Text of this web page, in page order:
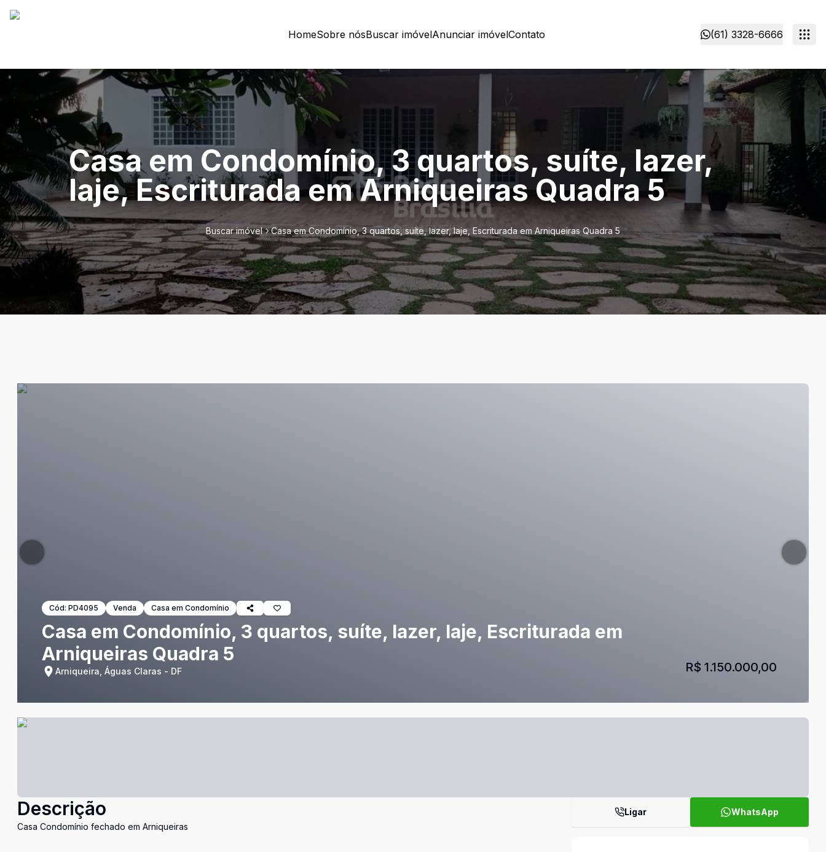
HomeSobre nósBuscar imóvelAnunciar imóvelContato (61) 3328-6666
Casa em Condomínio, 3 quartos, suíte, lazer,
laje, Escriturada em Arniqueiras Quadra 5
Buscar imóvel Casa em Condomínio, 3 quartos, suíte, lazer, laje, Escriturada em Arniqueiras Quadra 5
Cód: PD4095 Venda Casa em Condomínio
Casa em Condomínio, 3 quartos, suíte, lazer, laje, Escriturada em
Arniqueiras Quadra 5
Arniqueira, Águas Claras - DF R$ 1.150.000,00
Descrição
Casa Condomínio fechado em Arniqueiras
Ligar WhatsApp